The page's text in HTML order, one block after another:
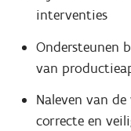
interventies
Ondersteunen
van
Naleven van
correcte en